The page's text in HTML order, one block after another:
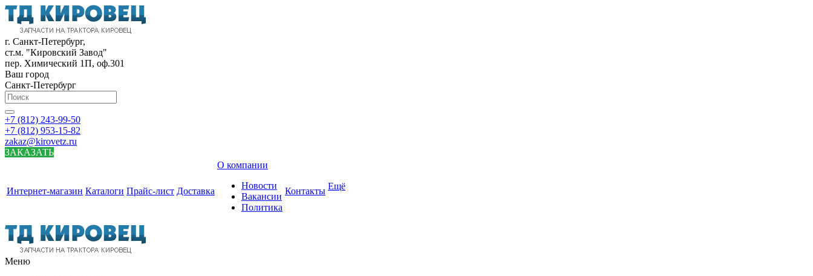
г. Санкт-Петербург,
ст.м. "Кировский Завод"
пер. Химический 1П, оф.301
Ваш город
Санкт-Петербург
+7 (812) 243-99-50
+7 (812) 953-15-82
zakaz@kirovetz.ru
ЗАКАЗАТЬ
Интернет-магазин Каталоги Прайс-лист Доставка
О компании
Новости
Вакансии
Политика
Контакты Ещё
Меню